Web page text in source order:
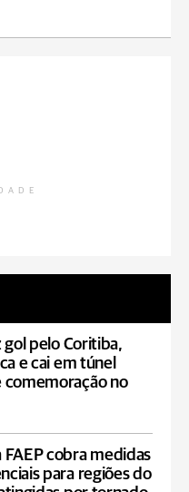
gol pelo Coritiba,
e cai em túnel
comemoração no
FAEP cobra medidas
para regiões do